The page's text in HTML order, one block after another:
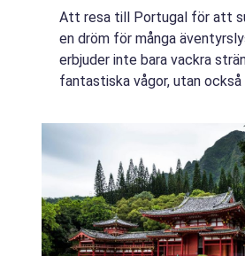
Att resa till Portugal för att
en dröm för många
erbjuder inte bara vackra
fantastiska vågor, utan